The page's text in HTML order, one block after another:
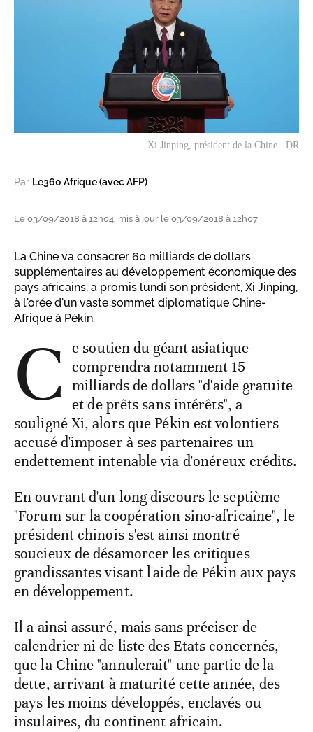
Xi Jinping, président de la Chine.. DR
Par Le360 Afrique (avec AFP)
Le 03/09/2018 à 12h04, mis à jour le 03/09/2018 à 12h07
La Chine va consacrer 60 milliards de dollars
supplémentaires au développement économique des
pays africains, a promis lundi son président, Xi Jinping,
à l'orée d'un vaste sommet diplomatique Chine-
Afrique à Pékin.
C e soutien du géant asiatique
comprendra notamment 15
milliards de dollars "d'aide gratuite
et de prêts sans intérêts", a
souligné Xi, alors que Pékin est volontiers
accusé d'imposer à ses partenaires un
endettement intenable via d'onéreux crédits.
En ouvrant d'un long discours le septième
"Forum sur la coopération sino-africaine", le
président chinois s'est ainsi montré
soucieux de désamorcer les critiques
grandissantes visant l'aide de Pékin aux pays
en développement.
Il a ainsi assuré, mais sans préciser de
calendrier ni de liste des Etats concernés,
que la Chine "annulerait" une partie de la
dette, arrivant à maturité cette année, des
pays les moins développés, enclavés ou
insulaires, du continent africain.